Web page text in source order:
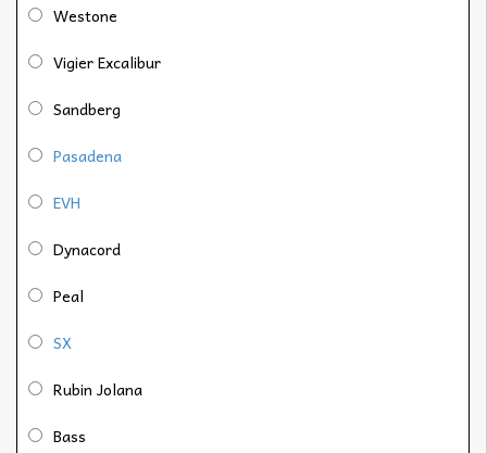
Westone
Vigier Excalibur
Sandberg
Pasadena
EVH
Dynacord
Peal
SX
Rubin Jolana
Bass